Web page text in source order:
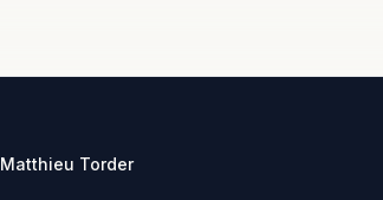
Matthieu Torder